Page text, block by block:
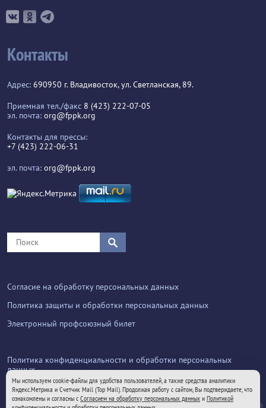
Контакты
Адрес: 690950 г. Владивосток, ул. Светланская, 89.
Приемная тел./факс 8 (423) 222-07-05
эл. почта: org@fppk.org
Контакты для прессы:
+7 (423) 222-06-31
эл. почта: org@fppk.org
Согласие на обработку персональных данных
Политика защиты и обработки персональных данных
Электронный профсоюзный билет
Политика конфиденциальности и обработки персональных
данных
Мы используем cookie-файлы для удобства пользователей, а также средства аналитики
Яндекс.Метрика и Счетчик Mail (Top Mail). Продолжая работу с сайтом, Вы подтверждаете, что
ознакомлены и согласны с Согласием на обработку персональных данных и Политикой